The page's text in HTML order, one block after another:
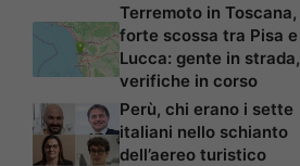
Terremoto in Toscana,
forte scossa tra Pisa e
Lucca: gente in strada,
verifiche in corso
Perù, chi erano i sette
italiani nello schianto
dell’aereo turistico